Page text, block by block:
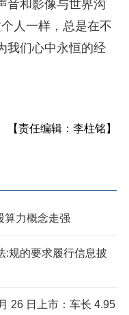
音和影像与世界沟
人一样，总是在不
我们心中永恒的经
【责任编辑：李柱铭】
算力概念走强
:规的要求履行信息披
26 日上市：车长 4.95